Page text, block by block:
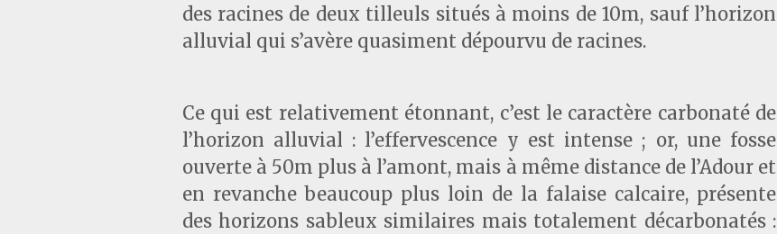
des racines de deux tilleuls situés à moins de 10m, sauf l’horizon
alluvial qui s’avère quasiment dépourvu de racines.
Ce qui est relativement étonnant, c’est le caractère carbonaté de
l’horizon alluvial : l’effervescence y est intense ; or, une fosse
ouverte à 50m plus à l’amont, mais à même distance de l’Adour et
en revanche beaucoup plus loin de la falaise calcaire, présente
des horizons sableux similaires mais totalement décarbonatés :